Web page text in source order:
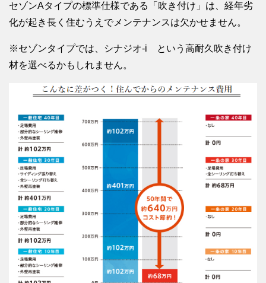
セゾンAタイプの標準仕様である「吹き付け」は、経年劣
化が起き長く住むうえでメンテナンスは欠かせません。
※セゾンタイプでは、シナジオ‐i という高耐久吹き付け
材を選べるかもしれません。